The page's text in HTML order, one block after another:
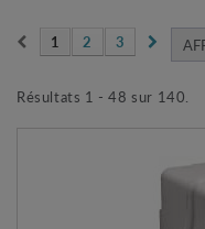
1 2 3
Résultats 1 - 48 sur 140.